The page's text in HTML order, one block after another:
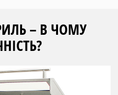
– В ЧОМУ